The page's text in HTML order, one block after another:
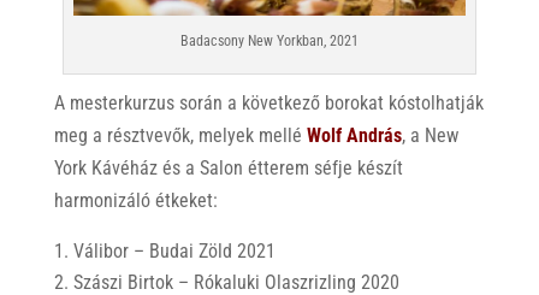
Badacsony New Yorkban, 2021
A mesterkurzus során a következő borokat kóstolhatják
meg a résztvevők, melyek mellé Wolf András, a New
York Kávéház és a Salon étterem séfje készít
harmonizáló étkeket:
Válibor – Budai Zöld 2021
Szászi Birtok – Rókaluki Olaszrizling 2020